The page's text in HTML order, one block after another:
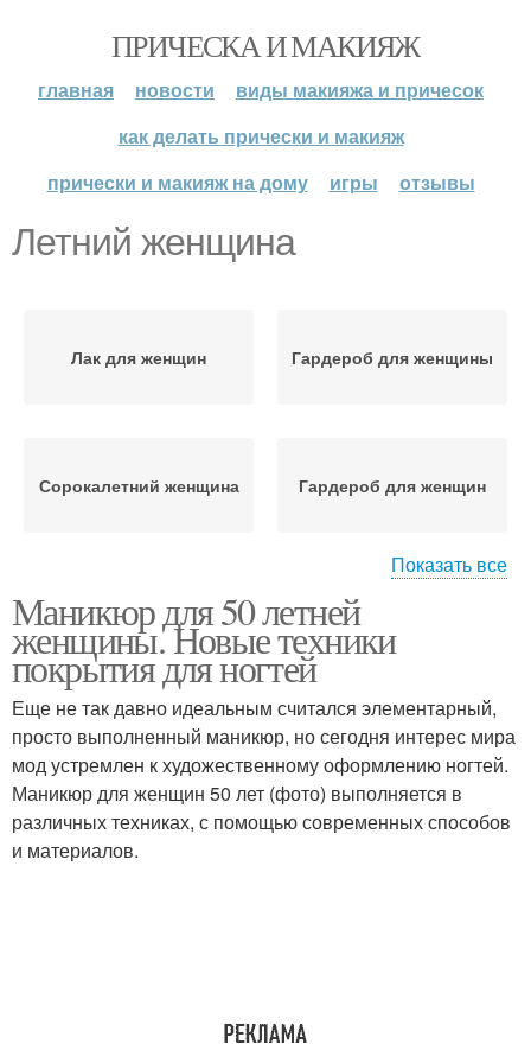
ПРИЧЕСКА И МАКИЯЖ
главная новости
виды макияжа и причесок
как делать прически и макияж
прически и макияж на дому
игры отзывы
Летний женщина
Лак для женщин Гардероб для женщины
Сорокалетний женщина Гардероб для женщин
Летние фасоны Фасоны для женщины
Принты в летнем
гардеробе
Одежда для женщин
Показать все
Маникюр для 50 летней
женщины. Новые техники
покрытия для ногтей
Еще не так давно идеальным считался элементарный,
просто выполненный маникюр, но сегодня интерес мира
мод устремлен к художественному оформлению ногтей.
Маникюр для женщин 50 лет (фото) выполняется в
различных техниках, с помощью современных способов
и материалов.